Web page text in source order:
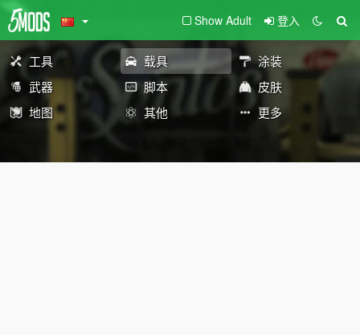
Show Adult 登入
工具 载具
涂装
武器
脚本
皮肤
地图
其他 更多